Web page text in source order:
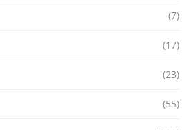
(7)
(17)
(23)
(55)